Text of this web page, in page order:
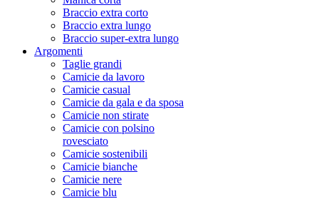
Braccio extra corto
Braccio extra lungo
Braccio super-extra lungo
Argomenti
Taglie grandi
Camicie da lavoro
Camicie casual
Camicie da gala e da sposa
Camicie non stirate
Camicie con polsino
rovesciato
Camicie sostenibili
Camicie bianche
Camicie nere
Camicie blu